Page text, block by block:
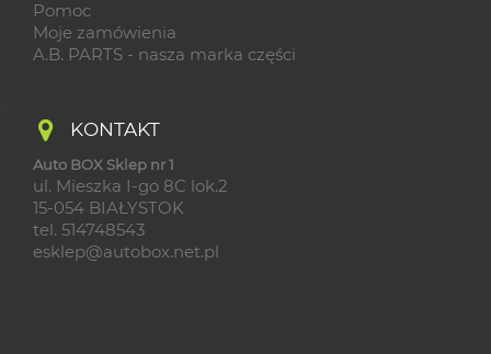
Pomoc
Moje zamówienia
A.B. PARTS - nasza marka części
KONTAKT
Auto BOX Sklep nr 1
ul. Mieszka I-go 8C lok.2
15-054 BIAŁYSTOK
tel. 514748543
esklep@autobox.net.pl